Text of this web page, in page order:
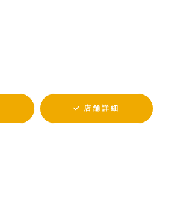
店舗詳細